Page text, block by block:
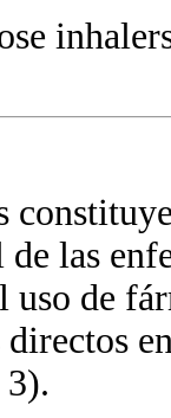
las
de
3).